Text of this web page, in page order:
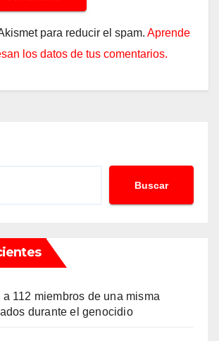
para reducir el spam. Aprende
los datos de tus comentarios.
Buscar
112 miembros de una misma
durante el genocidio